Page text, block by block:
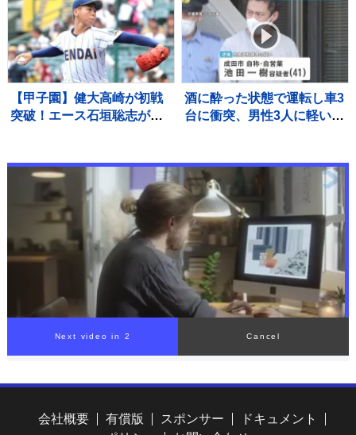
空間に漂流していた
水曜ごろ北日本や関東に近
づくおそれ【気象予報士解
説】
【甲子園】健大高崎が初戦
突破！エース石垣聡志が八
の猛攻で快勝
酒に酔った状態で運転し車3
台に衝突、男性3人に軽いけ
ルコール検出 千葉・東関東
道
会社概要 有償版 スポンサー
ドキュメント